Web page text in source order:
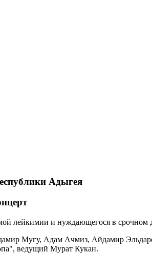
Адыгея
лейкимии и нуждающегося в срочном
Мугу, Адам Ачмиз, Айдамир
ведущий Мурат Кукан.